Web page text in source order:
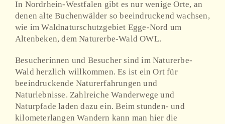
In Nordrhein-Westfalen gibt es nur wenige Orte, an
denen alte Buchenwälder so beeindruckend wachsen,
wie im Waldnaturschutzgebiet Egge-Nord um
Altenbeken, dem Naturerbe-Wald OWL.
Besucherinnen und Besucher sind im Naturerbe-
Wald herzlich willkommen. Es ist ein Ort für
beeindruckende Naturerfahrungen und
Naturlebnisse. Zahlreiche Wanderwege und
Naturpfade laden dazu ein. Beim stunden- und
kilometerlangen Wandern kann man hier die